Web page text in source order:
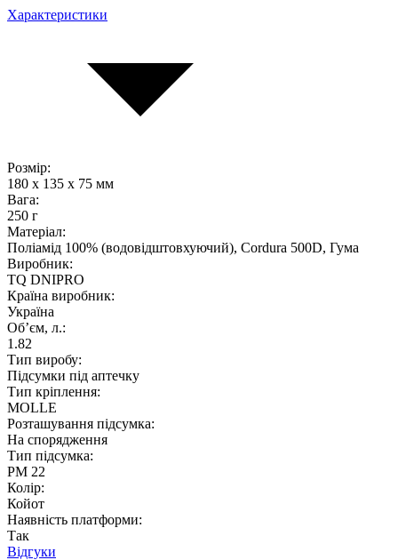
Характеристики
Розмір:
180 x 135 x 75 мм
Вага:
250 г
Матеріал:
Поліамід 100% (водовідштовхуючий), Cordura 500D, Гума
Виробник:
TQ DNIPRO
Країна виробник:
Україна
Об’єм, л.:
1.82
Тип виробу:
Підсумки під аптечку
Тип кріплення:
MOLLE
Розташування підсумка:
На спорядження
Тип підсумка:
PM 22
Колір:
Койот
Наявність платформи:
Так
Відгуки